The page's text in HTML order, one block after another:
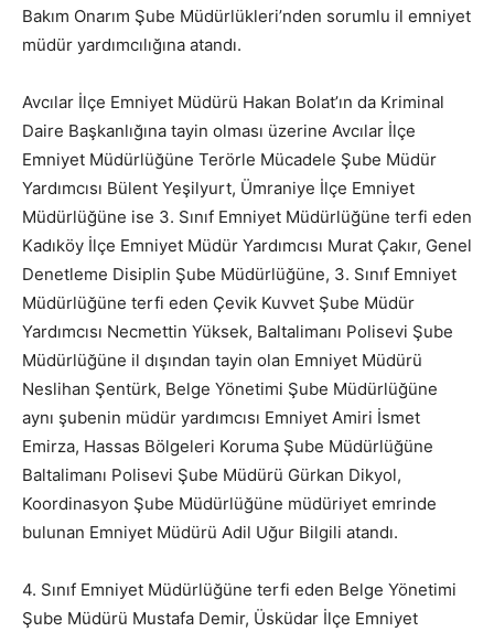
Bakım Onarım Şube Müdürlükleri’nden sorumlu il emniyet
müdür yardımcılığına atandı.
Avcılar İlçe Emniyet Müdürü Hakan Bolat’ın da Kriminal
Daire Başkanlığına tayin olması üzerine Avcılar İlçe
Emniyet Müdürlüğüne Terörle Mücadele Şube Müdür
Yardımcısı Bülent Yeşilyurt, Ümraniye İlçe Emniyet
Müdürlüğüne ise 3. Sınıf Emniyet Müdürlüğüne terfi eden
Kadıköy İlçe Emniyet Müdür Yardımcısı Murat Çakır, Genel
Denetleme Disiplin Şube Müdürlüğüne, 3. Sınıf Emniyet
Müdürlüğüne terfi eden Çevik Kuvvet Şube Müdür
Yardımcısı Necmettin Yüksek, Baltalimanı Polisevi Şube
Müdürlüğüne il dışından tayin olan Emniyet Müdürü
Neslihan Şentürk, Belge Yönetimi Şube Müdürlüğüne
aynı şubenin müdür yardımcısı Emniyet Amiri İsmet
Emirza, Hassas Bölgeleri Koruma Şube Müdürlüğüne
Baltalimanı Polisevi Şube Müdürü Gürkan Dikyol,
Koordinasyon Şube Müdürlüğüne müdüriyet emrinde
bulunan Emniyet Müdürü Adil Uğur Bilgili atandı.
4. Sınıf Emniyet Müdürlüğüne terfi eden Belge Yönetimi
Şube Müdürü Mustafa Demir, Üsküdar İlçe Emniyet